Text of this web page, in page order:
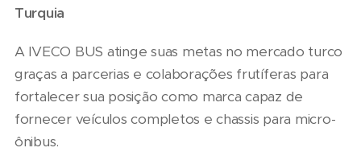
Turquia
A IVECO BUS atinge suas metas no mercado turco
graças a parcerias e colaborações frutíferas para
fortalecer sua posição como marca capaz de
fornecer veículos completos e chassis para micro-
ônibus.